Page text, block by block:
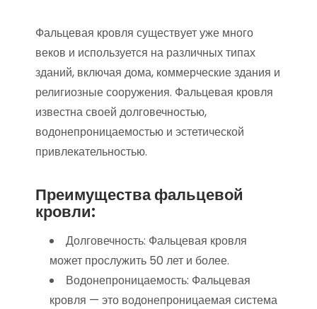
Фальцевая кровля существует уже много
веков и используется на различных типах
зданий, включая дома, коммерческие здания и
религиозные сооружения. Фальцевая кровля
известна своей долговечностью,
водонепроницаемостью и эстетической
привлекательностью.
Преимущества фальцевой
кровли:
Долговечность: Фальцевая кровля
может прослужить 50 лет и более.
Водонепроницаемость: Фальцевая
кровля — это водонепроницаемая система